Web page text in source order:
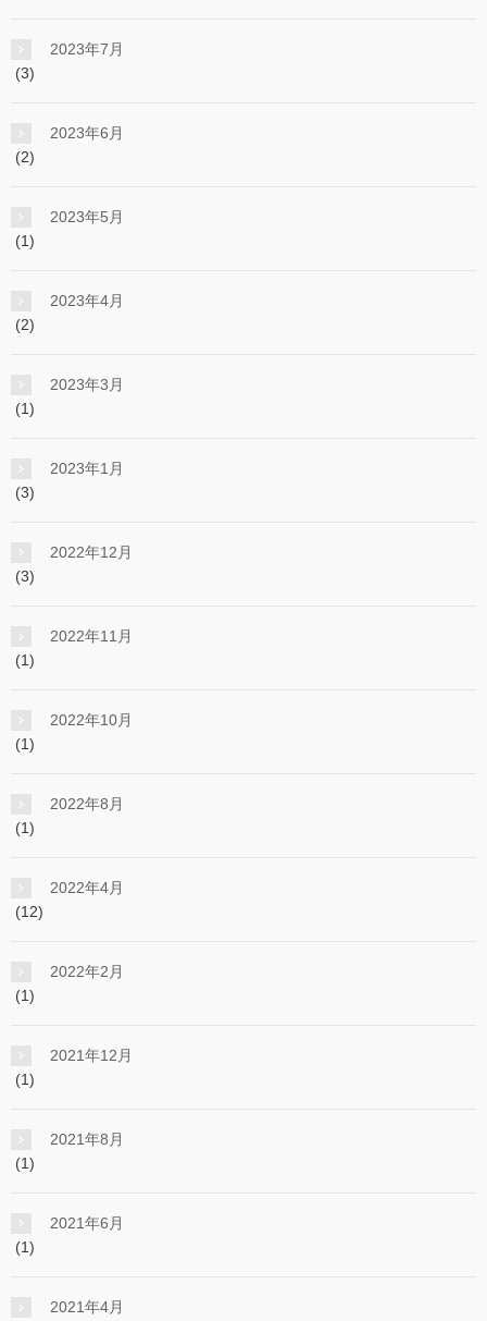
2023年7月
(3)
2023年6月
(2)
2023年5月
(1)
2023年4月
(2)
2023年3月
(1)
2023年1月
(3)
2022年12月
(3)
2022年11月
(1)
2022年10月
(1)
2022年8月
(1)
2022年4月
(12)
2022年2月
(1)
2021年12月
(1)
2021年8月
(1)
2021年6月
(1)
2021年4月